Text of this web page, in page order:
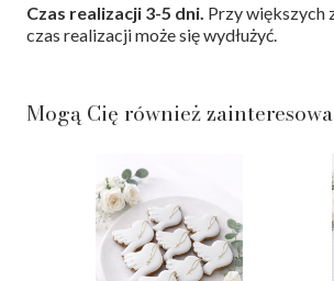
Czas realizacji 3-5 dni. Przy większych
czas realizacji może się wydłużyć.
Mogą Cię również